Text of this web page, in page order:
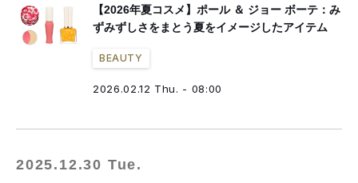
【2026年夏コスメ】ポール ＆ ジョー ボーテ：み
ずみずしさをまとう夏をイメージしたアイテム
BEAUTY
2026.02.12 Thu. - 08:00
2025.12.30 Tue.